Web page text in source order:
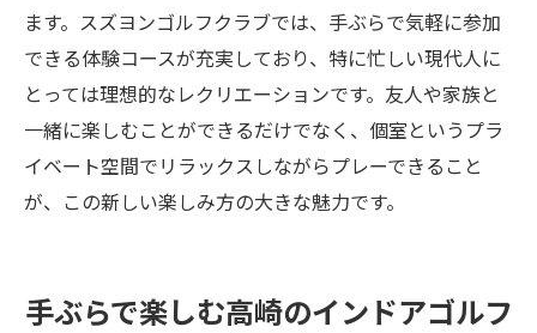
安心して始めるゴルフ生活
初心者向けの親切指導
初ゴルフでも安心の体験
ます。スズヨンゴルフクラブでは、手ぶらで気軽に参加
できる体験コースが充実しており、特に忙しい現代人に
とっては理想的なレクリエーションです。友人や家族と
一緒に楽しむことができるだけでなく、個室というプラ
イベート空間でリラックスしながらプレーできること
が、この新しい楽しみ方の大きな魅力です。
手ぶらで楽しむ高崎のインドアゴルフ